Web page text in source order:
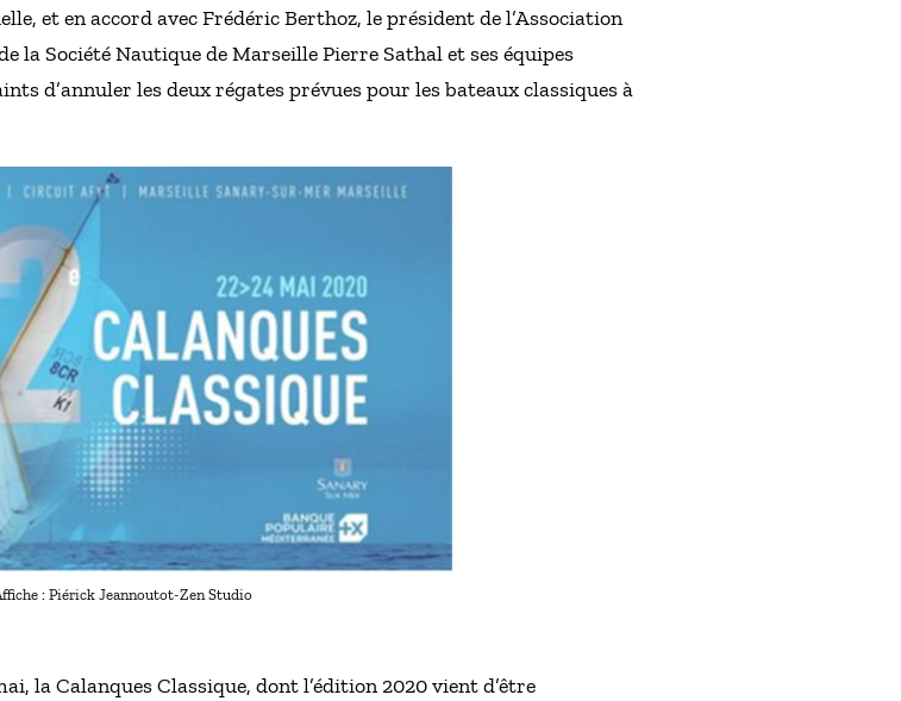
et en accord avec Frédéric Berthoz, le président de l’Association
la Société Nautique de Marseille Pierre Sathal et ses équipes
d’annuler les deux régates prévues pour les bateaux classiques à
: Piérick Jeannoutot-Zen Studio
la Calanques Classique, dont l’édition 2020 vient d’être